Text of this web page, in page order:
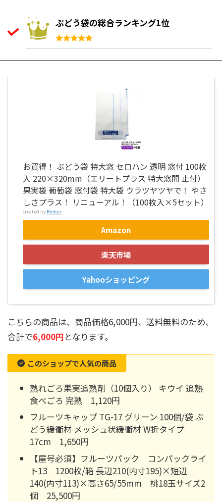
ぶどう袋の総合ランキング1位
お買得！ ぶどう袋 特大窓 セロハン 透明 窓付 100枚
入 220×320mm（エリートプラス 特大窓開 止付）
果実袋 葡萄袋 窓付袋 特大袋 ウラツヤツヤで！ やさ
しさプラス！ リニューアル！（100枚入×5セット）
created by Rinker
Amazon
楽天市場
Yahooショッピング
こちらの商品は、商品価格6,000円、送料無料のため、
合計で6,000円 となります。
このショップで人気の商品
熟れごろ果実追熟剤（10個入り） キウイ 追熟
食べごろ 完熟 1,120円
フルーツキャップ TG-17 グリーン 100個/袋 ぶ
どう緩衝材 メッシュ状緩衝材 W折タイプ
17cm 1,650円
【屋号必須】フルーツパック コンパックライ
ト13 1200枚/箱 長辺210(内寸195)×短辺
140(内寸113)×高さ65/55mm 桃18玉サイズ2
個 25,500円